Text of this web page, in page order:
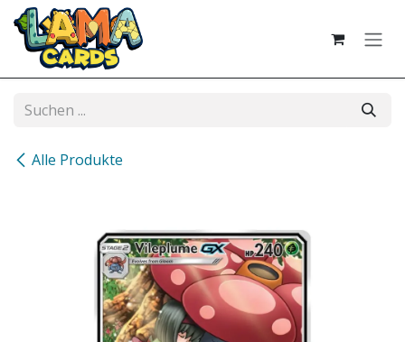
Zum Inhalt springen
Alle Produkte